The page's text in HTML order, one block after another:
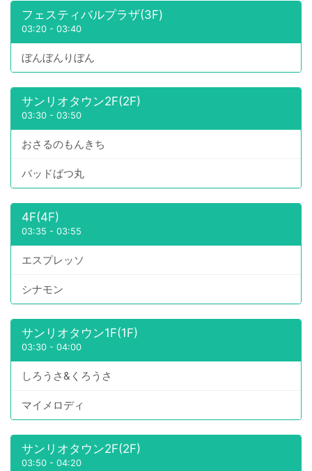
フェスティバルプラザ(3F)
03:20 - 03:40
ぼんぼんりぼん
サンリオタウン2F(2F)
03:30 - 03:50
おさるのもんきち
バッドばつ丸
4F(4F)
03:35 - 03:55
エスプレッソ
シナモン
サンリオタウン1F(1F)
03:30 - 04:00
しろうさ&くろうさ
マイメロディ
サンリオタウン2F(2F)
03:50 - 04:20